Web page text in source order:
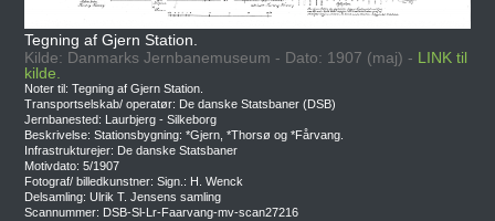
Tegning af Gjern Station.
Kilde: Danmarks Jernbanemuseum - Dato: 1907 (maj) - LINK til
kilde.
Noter til: Tegning af Gjern Station.
Transportselskab/ operatør: De danske Statsbaner (DSB)
Jernbanested: Laurbjerg - Silkeborg
Beskrivelse: Stationsbygning: *Gjern, *Thorsø og *Fårvang.
Infrastrukturejer: De danske Statsbaner
Motivdato: 5/1907
Fotograf/ billedkunstner: Sign.: H. Wenck
Delsamling: Ulrik T. Jensens samling
Scannummer: DSB-Sl-Lr-Faarvang-mv-scan27216